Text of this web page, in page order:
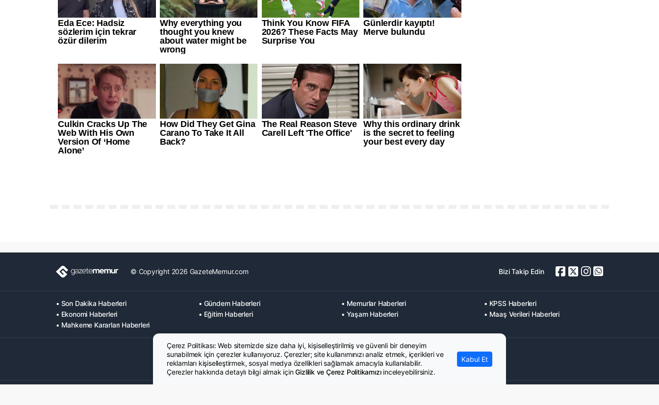
© Copyright 2026 GazeteMemur.com Bizi Takip Edin
• Son Dakika Haberleri • Gündem Haberleri • Memurlar Haberleri
• KPSS Haberleri
• Ekonomi Haberleri
• Eğitim Haberleri • Yaşam Haberleri
• Maaş Verileri Haberleri
• Mahkeme Kararları Haberleri
Çerez Politikası: Web sitemizde size daha iyi, kişiselleştirilmiş ve güvenli bir deneyim
sunabilmek için çerezler kullanıyoruz. Çerezler; site kullanımınızı analiz etmek, içerikleri ve
reklamları kişiselleştirmek, sosyal medya özellikleri sağlamak amacıyla kullanılabilir.
Çerezler hakkında detaylı bilgi almak içinGizlilik ve Çerez Politikamızıinceleyebilirsiniz.
Kabul Et